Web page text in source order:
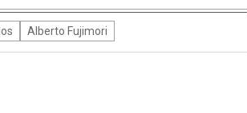
Alberto Fujimori